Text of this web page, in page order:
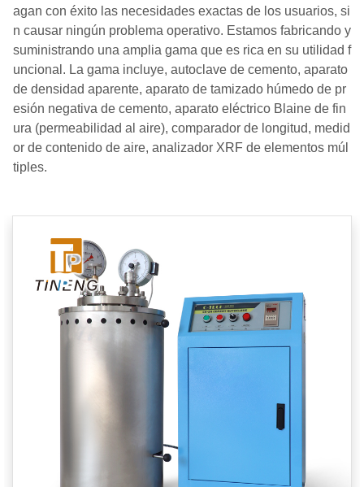
agan con éxito las necesidades exactas de los usuarios, si
n causar ningún problema operativo. Estamos fabricando y
suministrando una amplia gama que es rica en su utilidad f
uncional. La gama incluye, autoclave de cemento, aparato
de densidad aparente, aparato de tamizado húmedo de pr
esión negativa de cemento, aparato eléctrico Blaine de fin
ura (permeabilidad al aire), comparador de longitud, medid
or de contenido de aire, analizador XRF de elementos múl
tiples.